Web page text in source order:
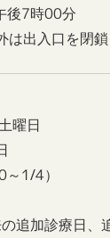
後7時00分
は出入口を閉鎖
曜日
1/4）
追加診療日、